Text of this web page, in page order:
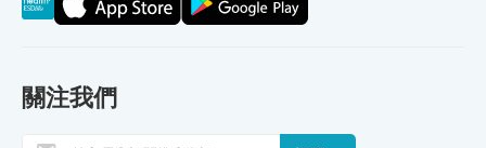
關注我們